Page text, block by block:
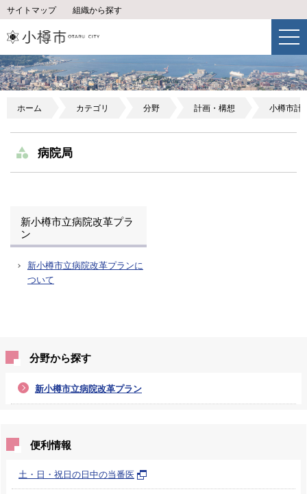
サイトマップ 組織から探す
ホーム カテゴリ 分野 計画・構想 小樽市計
病院局
新小樽市立病院改革プラ
ン
新小樽市立病院改革プランに
ついて
分野から探す
新小樽市立病院改革プラン
便利情報
土・日・祝日の日中の当番医